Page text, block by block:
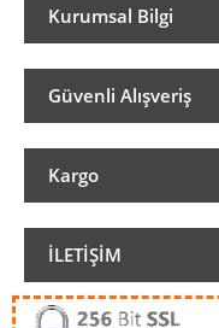
Kurumsal Bilgi
Güvenli Alışveriş
Kargo
İLETIŞIM